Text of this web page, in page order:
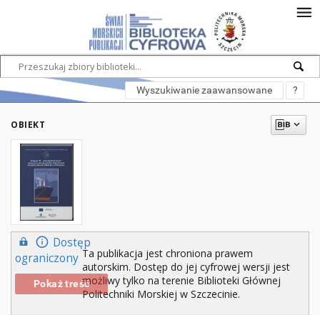
Wyszukiwanie zaawansowane ?
OBIEKT
Dostęp
ograniczony
Pokaż treść
Ta publikacja jest chroniona prawem
autorskim. Dostęp do jej cyfrowej wersji jest
możliwy tylko na terenie Biblioteki Głównej
Politechniki Morskiej w Szczecinie.